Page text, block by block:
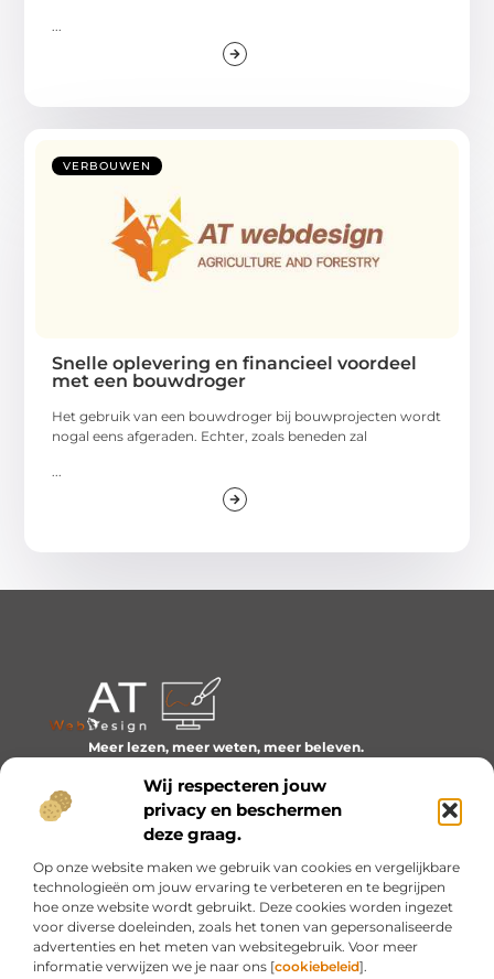
Wij respecteren jouw
privacy en beschermen
deze graag.
Op onze website maken we gebruik van cookies en vergelijkbare
technologieën om jouw ervaring te verbeteren en te begrijpen
hoe onze website wordt gebruikt. Deze cookies worden ingezet
voor diverse doeleinden, zoals het tonen van gepersonaliseerde
advertenties en het meten van websitegebruik. Voor meer
informatie verwijzen we je naar ons [cookiebeleid].
VERBOUWEN
Snelle oplevering en financieel voordeel
met een bouwdroger
Het gebruik van een bouwdroger bij bouwprojecten wordt
nogal eens afgeraden. Echter, zoals beneden zal
Meer lezen, meer weten, meer beleven.
het dagelijks leven boeiend maakt.
Bericht categorie
Onze informatie